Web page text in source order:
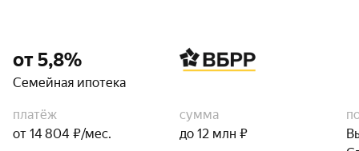
от 5,8%
Семейная ипотека
платёж
от 14 804 ₽/мес.
сумма
до 12 млн ₽